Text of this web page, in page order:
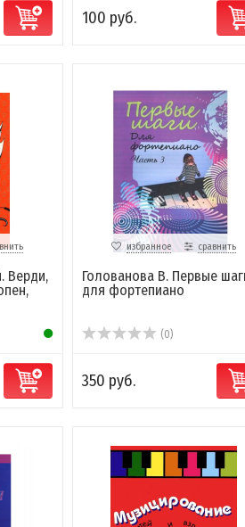
100 руб.
Верди,
избранное сравнить
Голованова В. Первые
для фортепиано
(0)
350 руб.